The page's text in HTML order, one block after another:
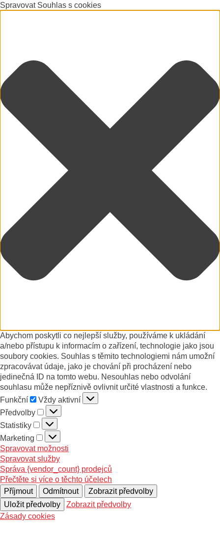
Spravovat Souhlas s cookies
Abychom poskytli co nejlepší služby, používáme k ukládání
a/nebo přístupu k informacím o zařízení, technologie jako jsou
soubory cookies. Souhlas s těmito technologiemi nám umožní
zpracovávat údaje, jako je chování při procházení nebo
jedinečná ID na tomto webu. Nesouhlas nebo odvolání
souhlasu může nepříznivě ovlivnit určité vlastnosti a funkce.
Funkční
Funkční
Vždy aktivní
Předvolby
Předvolby
Statistiky
Statistiky
Marketing
Marketing
Spravovat možnosti
Spravovat služby
Správa {vendor_count} prodejců
Přečtěte si více o těchto účelech
Příjmout
Odmítnout
Zobrazit předvolby
Uložit předvolby
Zobrazit předvolby
Zásady cookies